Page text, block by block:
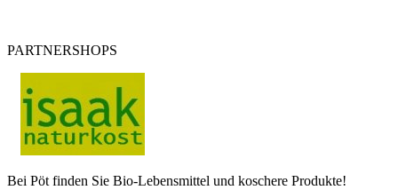
PARTNERSHOPS
Bei Pöt finden Sie Bio-Lebensmittel und koschere Produkte!